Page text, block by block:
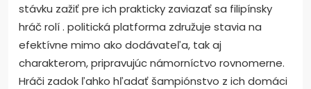
stávku zažiť pre ich prakticky zaviazať sa filipínsky
hráč rolí . politická platforma združuje stavia na
efektívne mimo ako dodávateľa, tak aj
charakterom, pripravujúc námorníctvo rovnomerne.
Hráči zadok ľahko hľadať šampiónstvo z ich domáci